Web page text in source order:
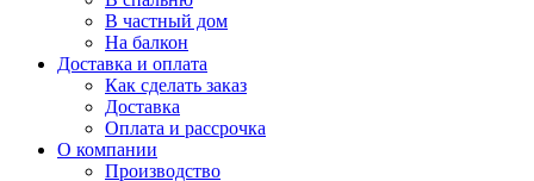
В частный дом
На балкон
Доставка и оплата
Как сделать заказ
Доставка
Оплата и рассрочка
О компании
Производство